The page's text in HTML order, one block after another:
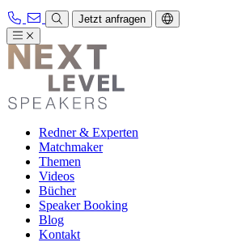
Jetzt anfragen
Redner & Experten
Matchmaker
Themen
Videos
Bücher
Speaker Booking
Blog
Kontakt